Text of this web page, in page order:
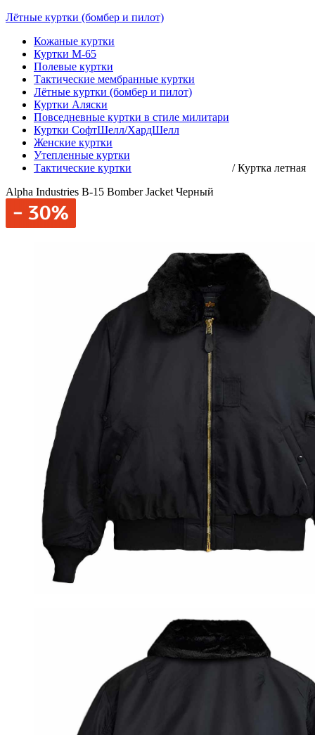
Лётные куртки (бомбер и пилот)
Кожаные куртки
Куртки М-65
Полевые куртки
Тактические мембранные куртки
Лётные куртки (бомбер и пилот)
Куртки Аляски
Повседневные куртки в стиле милитари
Куртки СофтШелл/ХардШелл
Женские куртки
Утепленные куртки
Тактические куртки
/Куртка летная
Alpha Industries B-15 Bomber Jacket Черный